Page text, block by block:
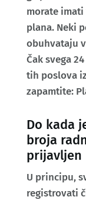
morate
plana. Neki
obuhvataju
Čak svega
tih poslova
zapamtite:
Do kada
broja
prijavljen
U principu,
registrovati